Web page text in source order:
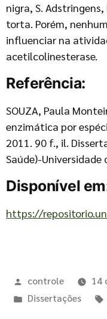
nigra, S. Adstringens,
torta. Porém,
influenciar na
acetilcolinesterase.
Referência:
SOUZA, Paula
enzimática por
2011. 90 f., il.
Saúde)-Universidade
Disponível
https://
controle
14
Dissertações